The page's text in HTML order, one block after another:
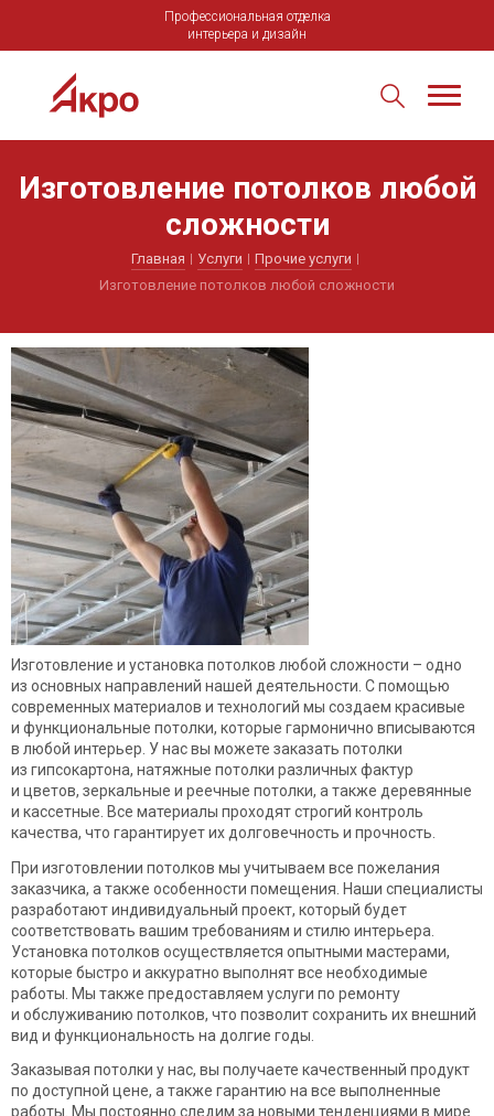
Профессиональная отделка
интерьера и дизайн
Изготовление потолков любой
сложности
Главная Услуги
Прочие услуги
Изготовление потолков любой сложности
Изготовление и установка потолков любой сложности – одно
из основных направлений нашей деятельности. С помощью
современных материалов и технологий мы создаем красивые
и функциональные потолки, которые гармонично вписываются
в любой интерьер. У нас вы можете заказать потолки
из гипсокартона, натяжные потолки различных фактур
и цветов, зеркальные и реечные потолки, а также деревянные
и кассетные. Все материалы проходят строгий контроль
качества, что гарантирует их долговечность и прочность.
При изготовлении потолков мы учитываем все пожелания
заказчика, а также особенности помещения. Наши специалисты
разработают индивидуальный проект, который будет
соответствовать вашим требованиям и стилю интерьера.
Установка потолков осуществляется опытными мастерами,
которые быстро и аккуратно выполнят все необходимые
работы. Мы также предоставляем услуги по ремонту
и обслуживанию потолков, что позволит сохранить их внешний
вид и функциональность на долгие годы.
Заказывая потолки у нас, вы получаете качественный продукт
по доступной цене, а также гарантию на все выполненные
работы. Мы постоянно следим за новыми тенденциями в мире